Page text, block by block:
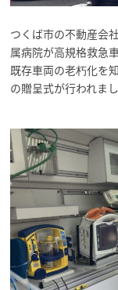
つくば市の不動産会
属病院が高規格救急
既存車両の老朽化を
の贈呈式が行われまし